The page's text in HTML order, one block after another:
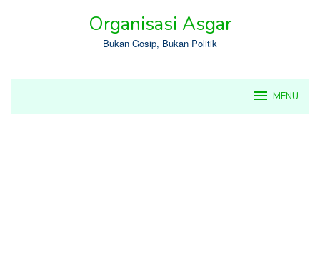
Organisasi Asgar
Bukan Gosip, Bukan Politik
MENU